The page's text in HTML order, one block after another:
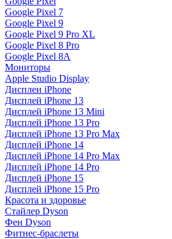
Google Pixel 7
Google Pixel 9
Google Pixel 9 Pro XL
Google Pixel 8 Pro
Google Pixel 8A
Мониторы
Apple Studio Display
Дисплеи iPhone
Дисплей iPhone 13
Дисплей iPhone 13 Mini
Дисплей iPhone 13 Pro
Дисплей iPhone 13 Pro Max
Дисплей iPhone 14
Дисплей iPhone 14 Pro Max
Дисплей iPhone 14 Pro
Дисплей iPhone 15
Дисплей iPhone 15 Pro
Красота и здоровье
Стайлер Dyson
Фен Dyson
Фитнес-браслеты